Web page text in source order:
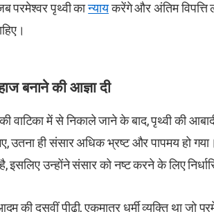
परमेश्वर पृथ्वी कान्यायकरेंगे और अंतिम
बनाने की आज्ञा दी
वाटिका में से निकाले जाने के बाद, पृथ्वी की
उतना ही संसार अधिक भ्रष्ट और पापमय हो
इसलिए उन्होंने संसार को नष्ट करने के लिए
की दसवीं पीढ़ी, एकमात्र धर्मी व्यक्ति था जो